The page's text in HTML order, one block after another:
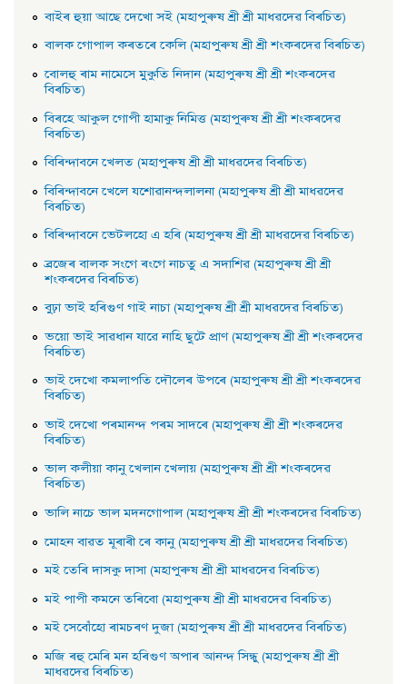
বাইৰ হুয়া আছে দেখাে সই (মহাপুৰুষ শ্ৰী শ্ৰী মাধৱদেৱ বিৰচিত)
বালক গােপাল কৰতৰে কেলি (মহাপুৰুষ শ্ৰী শ্ৰী শংকৰদেৱ বিৰচিত)
বােলহু ৰাম নামেসে মুকুতি নিদান (মহাপুৰুষ শ্ৰী শ্ৰী শংকৰদেৱ
বিৰচিত)
বিৰহে আকুল গােপী হামাকু নিমিত্ত (মহাপুৰুষ শ্ৰী শ্ৰী শংকৰদেৱ
বিৰচিত)
বিৰিন্দাবনে খেলত (মহাপুৰুষ শ্ৰী শ্ৰী মাধৱদেৱ বিৰচিত)
বিৰিন্দাবনে খেলে যশােৱানন্দলালনা (মহাপুৰুষ শ্ৰী শ্ৰী মাধৱদেৱ
বিৰচিত)
বিৰিন্দাবনে ভেটলহাে এ হৰি (মহাপুৰুষ শ্ৰী শ্ৰী মাধৱদেৱ বিৰচিত)
ব্ৰজেৰ বালক সংগে ৰংগে নাচতু এ সদাশিৱ (মহাপুৰুষ শ্ৰী শ্ৰী
শংকৰদেৱ বিৰচিত)
বুঢ়া ভাই হৰিগুণ গাই নাচা (মহাপুৰুষ শ্ৰী শ্ৰী মাধৱদেৱ বিৰচিত)
ভয়াে ভাই সাৱধান যাৱে নাহি ছুটে প্রাণ (মহাপুৰুষ শ্ৰী শ্ৰী শংকৰদেৱ
বিৰচিত)
ভাই দেখাে কমলাপতি দৌলেৰ উপৰে (মহাপুৰুষ শ্ৰী শ্ৰী শংকৰদেৱ
বিৰচিত)
ভাই দেখাে পৰমানন্দ পৰম সাদৰে (মহাপুৰুষ শ্ৰী শ্ৰী শংকৰদেৱ
বিৰচিত)
ভাল কলীয়া কানু খেলান খেলায় (মহাপুৰুষ শ্ৰী শ্ৰী শংকৰদেৱ
বিৰচিত)
ভালি নাচে ভাল মদনগােপাল (মহাপুৰুষ শ্ৰী শ্ৰী শংকৰদেৱ বিৰচিত)
মােহন বাৱত মূৰাৰী ৰে কানু (মহাপুৰুষ শ্ৰী শ্ৰী মাধৱদেৱ বিৰচিত)
মই তেৰি দাসকু দাসা (মহাপুৰুষ শ্ৰী শ্ৰী মাধৱদেৱ বিৰচিত)
মই পাপী কমনে তৰিবাে (মহাপুৰুষ শ্ৰী শ্ৰী মাধৱদেৱ বিৰচিত)
মই সেবোঁহাে ৰামচৰণ দুজা (মহাপুৰুষ শ্ৰী শ্ৰী মাধৱদেৱ বিৰচিত)
মজি ৰহু মেৰি মন হৰিগুণ অপাৰ আনন্দ সিন্ধু (মহাপুৰুষ শ্রী শ্রী
মাধৱদেৱ বিৰচিত)